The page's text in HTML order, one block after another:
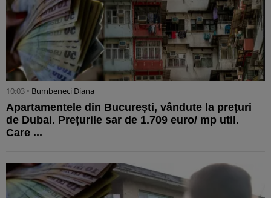
10:03 • Bumbeneci Diana
Apartamentele din București, vândute la prețuri
de Dubai. Prețurile sar de 1.709 euro/ mp util.
Care ...